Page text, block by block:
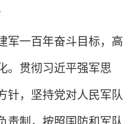
一百年奋斗目标，高
。贯彻习近平强军思
针，坚持党对人民军队